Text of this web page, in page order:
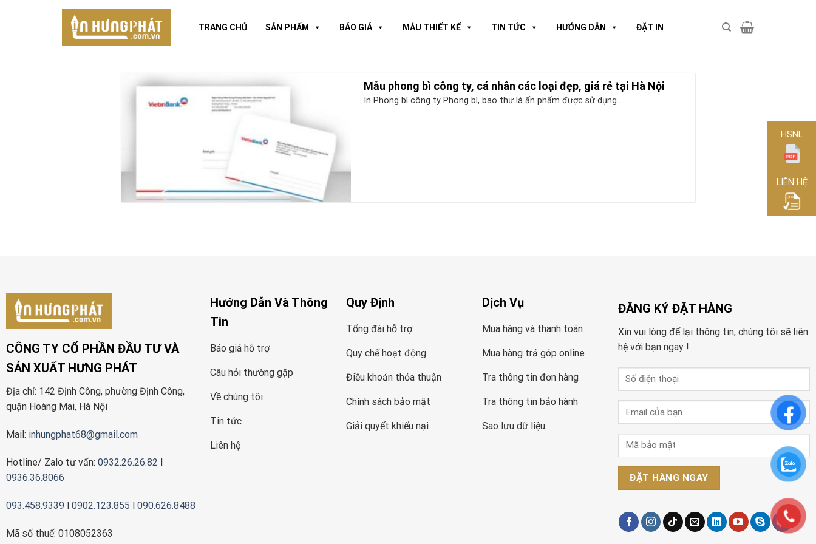
TRANG CHỦ SẢN PHẨM BÁO GIÁ MẪU THIẾT KẾ TIN TỨC HƯỚNG DẪN ĐẶT IN
Mẫu phong bì công ty, cá nhân các loại đẹp, giá rẻ tại Hà Nội
In Phong bì công ty Phong bì, bao thư là ấn phẩm được sử dụng...
CÔNG TY CỔ PHẦN ĐẦU TƯ VÀ
SẢN XUẤT HƯNG PHÁT
Địa chỉ: 142 Định Công, phường Định Công,
quận Hoàng Mai, Hà Nội
Mail: inhungphat68@gmail.com
Hotline/ Zalo tư vấn: 0932.26.26.82 l
0936.36.8066
093.458.9339 l 0902.123.855 l 090.626.8488
Mã số thuế: 0108052363
Hướng Dẫn Và Thông
Tin
Báo giá hỗ trợ
Câu hỏi thường gặp
Về chúng tôi
Tin tức
Liên hệ
Quy Định
Tổng đài hỗ trợ
Quy chế hoạt động
Điều khoản thỏa thuận
Chính sách bảo mật
Giải quyết khiếu nại
Dịch Vụ
Mua hàng và thanh toán
Mua hàng trả góp online
Tra thông tin đơn hàng
Tra thông tin bảo hành
Sao lưu dữ liệu
ĐĂNG KÝ ĐẶT HÀNG
Xin vui lòng để lại thông tin, chúng tôi sẽ liên
hệ với bạn ngay !
HSNL
LIÊN HỆ